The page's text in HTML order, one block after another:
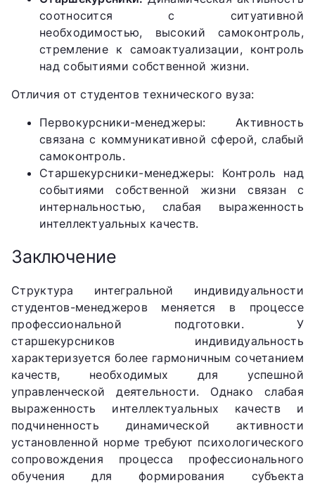
соотносится с ситуативной
необходимостью, высокий самоконтроль,
стремление к самоактуализации, контроль
над событиями собственной жизни.
Отличия от студентов технического вуза:
Первокурсники-менеджеры: Активность
связана с коммуникативной сферой, слабый
самоконтроль.
Старшекурсники-менеджеры: Контроль над
событиями собственной жизни связан с
интернальностью, слабая выраженность
интеллектуальных качеств.
Заключение
Структура интегральной индивидуальности
студентов-менеджеров меняется в процессе
профессиональной подготовки. У
старшекурсников индивидуальность
характеризуется более гармоничным сочетанием
качеств, необходимых для успешной
управленческой деятельности. Однако слабая
выраженность интеллектуальных качеств и
подчиненность динамической активности
установленной норме требуют психологического
сопровождения процесса профессионального
обучения для формирования субъекта